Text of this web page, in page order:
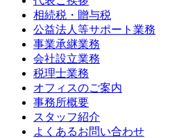
相続税・贈与税
公益法人等サポート業務
事業承継業務
会社設立業務
税理士業務
オフィスのご案内
事務所概要
スタッフ紹介
よくあるお問い合わせ